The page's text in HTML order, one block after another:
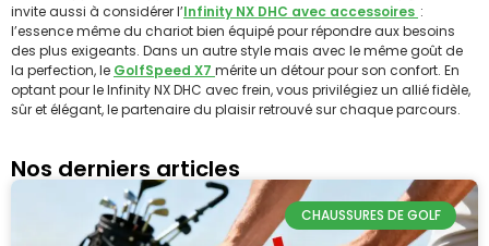
invite aussi à considérer l’Infinity NX DHC avec accessoires :
l’essence même du chariot bien équipé pour répondre aux besoins
des plus exigeants. Dans un autre style mais avec le même goût de
la perfection, le GolfSpeed X7 mérite un détour pour son confort. En
optant pour le Infinity NX DHC avec frein, vous privilégiez un allié fidèle,
sûr et élégant, le partenaire du plaisir retrouvé sur chaque parcours.
Nos derniers articles
CHAUSSURES DE GOLF